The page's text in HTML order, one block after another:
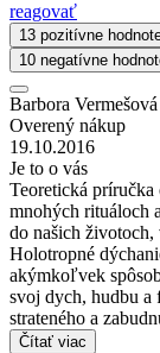
reagovať
13 pozitívne
10 negatívne
Barbora Vermešová
Overený nákup
19.10.2016
Je to o vás
Teoretická príručka
mnohých rituáloch
do našich
Holotropné
akýmkoľvek
svoj dych, hudbu a
strateného a
Čítať viac